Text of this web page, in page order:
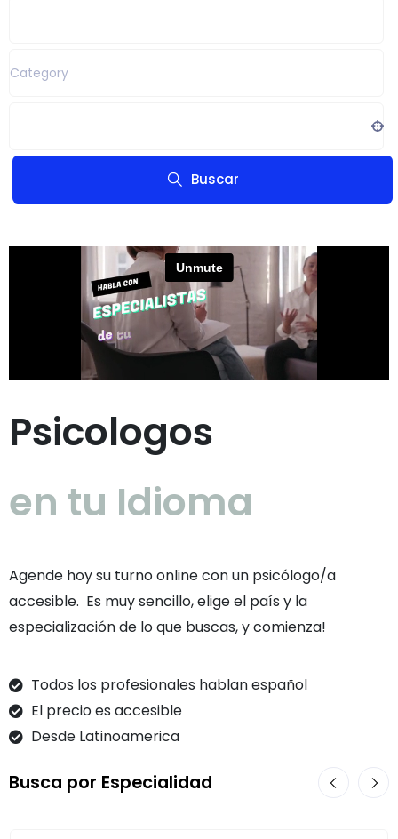
Category
Buscar
Psicologos
en tu Idioma
Agende hoy su turno online con un psicólogo/a
accesible. Es muy sencillo, elige el país y la
especialización de lo que buscas, y comienza!
Todos los profesionales hablan español
El precio es accesible
Desde Latinoamerica
Busca por Especialidad